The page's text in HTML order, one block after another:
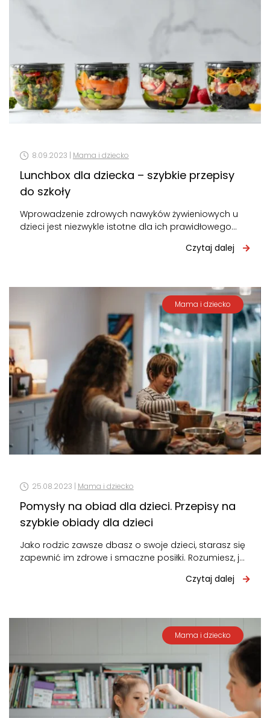
8.09.2023 | Mama i dziecko
Lunchbox dla dziecka – szybkie przepisy
do szkoły
Wprowadzenie zdrowych nawyków żywieniowych u
dzieci jest niezwykle istotne dla ich prawidłowego
Czytaj dalej
Mama i dziecko
25.08.2023 | Mama i dziecko
Pomysły na obiad dla dzieci. Przepisy na
szybkie obiady dla dzieci
Jako rodzic zawsze dbasz o swoje dzieci, starasz się
zapewnić im zdrowe i smaczne posiłki. Rozumiesz, jak
Czytaj dalej
Mama i dziecko